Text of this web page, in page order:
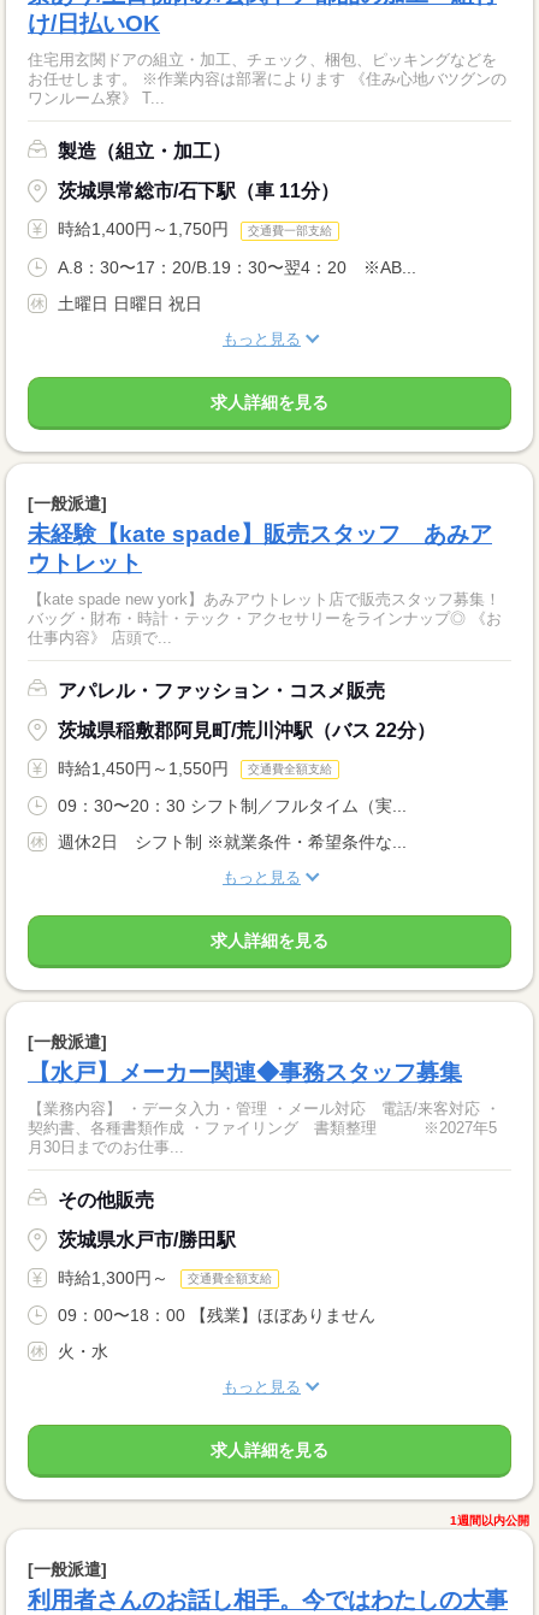
け/日払いOK
住宅用玄関ドアの組立・加工、チェック、梱包、ピッキングなどを
お任せします。 ※作業内容は部署によります 《住み心地バツグンの
ワンルーム寮》 T...
製造（組立・加工）
茨城県常総市/石下駅（車 11分）
時給1,400円～1,750円 交通費一部支給
A.8：30〜17：20/B.19：30〜翌4：20 ※AB...
土曜日 日曜日 祝日
もっと見る
求人詳細を見る
[一般派遣]
未経験【kate spade】販売スタッフ あみア
ウトレット
【kate spade new york】あみアウトレット店で販売スタッフ募集！
バッグ・財布・時計・テック・アクセサリーをラインナップ◎ 《お
仕事内容》 店頭で...
アパレル・ファッション・コスメ販売
茨城県稲敷郡阿見町/荒川沖駅（バス 22分）
時給1,450円～1,550円 交通費全額支給
09：30〜20：30 シフト制／フルタイム（実...
週休2日 シフト制 ※就業条件・希望条件な...
もっと見る
求人詳細を見る
[一般派遣]
【水戸】メーカー関連◆事務スタッフ募集
【業務内容】 ・データ入力・管理 ・メール対応 電話/来客対応 ・
契約書、各種書類作成 ・ファイリング 書類整理 ※2027年5
月30日までのお仕事...
その他販売
茨城県水戸市/勝田駅
時給1,300円～ 交通費全額支給
09：00〜18：00 【残業】ほぼありません
火・水
もっと見る
求人詳細を見る
1週間以内公開
[一般派遣]
利用者さんのお話し相手。今ではわたしの大事